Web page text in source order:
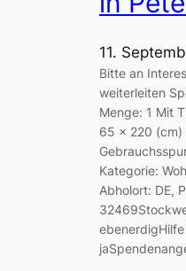
11.
Bitte an
weiterleiten
Menge: 1 Mit
65 x 220 (cm)
Kategorie:
Abholort: DE,